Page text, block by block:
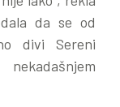
da se od
divi Sereni